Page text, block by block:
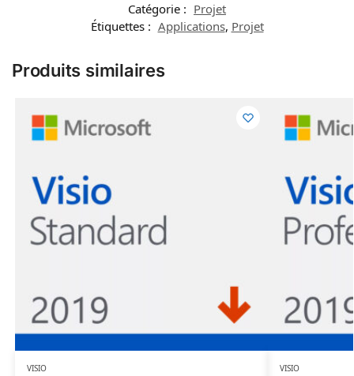
Catégorie : Projet
Étiquettes : Applications, Projet
Produits similaires
VISIO VISIO